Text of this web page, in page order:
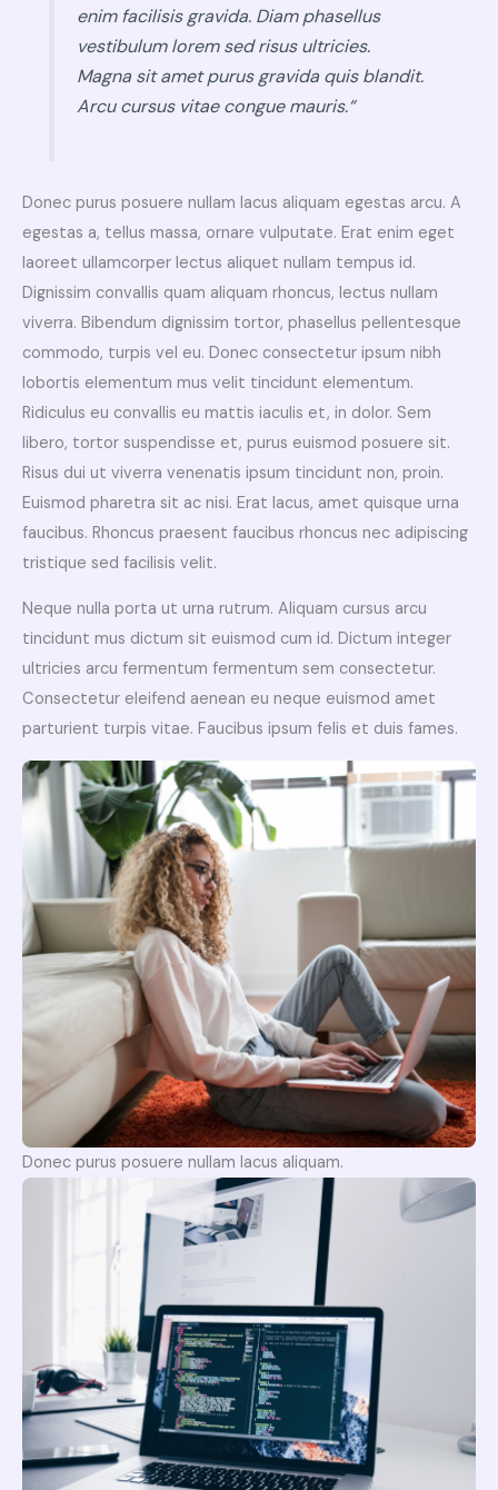
enim facilisis gravida. Diam phasellus
vestibulum lorem sed risus ultricies.
Magna sit amet purus gravida quis blandit.
Arcu cursus vitae congue mauris.“
Donec purus posuere nullam lacus aliquam egestas arcu. A
egestas a, tellus massa, ornare vulputate. Erat enim eget
laoreet ullamcorper lectus aliquet nullam tempus id.
Dignissim convallis quam aliquam rhoncus, lectus nullam
viverra. Bibendum dignissim tortor, phasellus pellentesque
commodo, turpis vel eu. Donec consectetur ipsum nibh
lobortis elementum mus velit tincidunt elementum.
Ridiculus eu convallis eu mattis iaculis et, in dolor. Sem
libero, tortor suspendisse et, purus euismod posuere sit.
Risus dui ut viverra venenatis ipsum tincidunt non, proin.
Euismod pharetra sit ac nisi. Erat lacus, amet quisque urna
faucibus. Rhoncus praesent faucibus rhoncus nec adipiscing
tristique sed facilisis velit.
Neque nulla porta ut urna rutrum. Aliquam cursus arcu
tincidunt mus dictum sit euismod cum id. Dictum integer
ultricies arcu fermentum fermentum sem consectetur.
Consectetur eleifend aenean eu neque euismod amet
parturient turpis vitae. Faucibus ipsum felis et duis fames.
Donec purus posuere nullam lacus aliquam.